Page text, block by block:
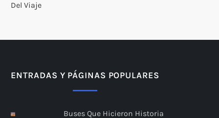
Del Viaje
ENTRADAS Y PÁGINAS POPULARES
Buses Que Hicieron Historia